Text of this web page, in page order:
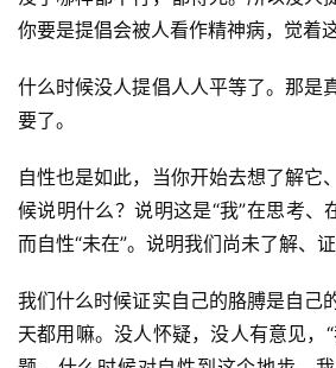
你要是提倡会被人看作精神病，觉着
什么时候没人提倡人人平等了。那是
要了。
自性也是如此，当你开始去想了解它
候说明什么？说明这是“我”在思考、
而自性“未在”。说明我们尚未了解、证
我们什么时候证实自己的胳膊是自己
天都用嘛。没人怀疑，没人有意见，